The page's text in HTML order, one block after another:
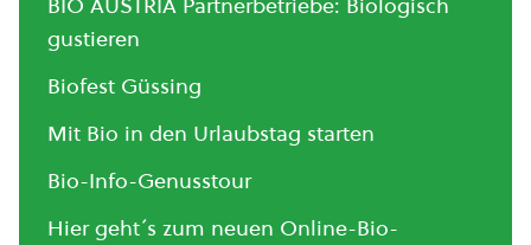
gustieren
Biofest Güssing
Mit Bio in den Urlaubstag starten
Bio-Info-Genusstour
Hier geht´s zum neuen Online-Bio-